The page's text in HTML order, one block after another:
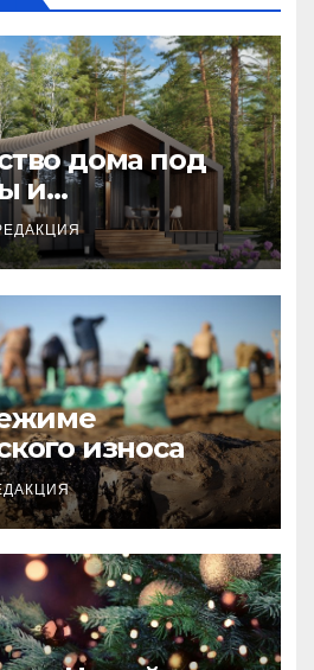
дома под
и
бюджета
износа